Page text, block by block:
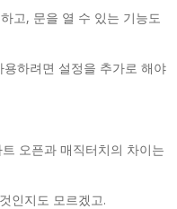
고, 문을 열 수 있는 기능도
하려면 설정을 추가로 해야
오픈과 매직터치의 차이는
인지도 모르겠고.